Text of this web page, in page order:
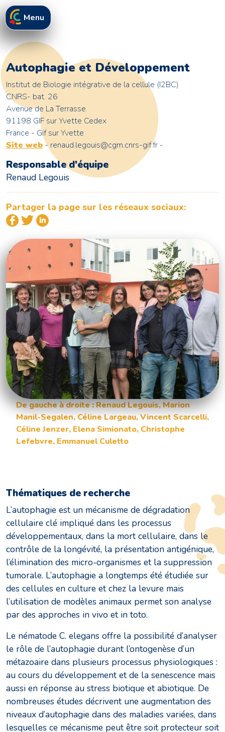
Menu
Autophagie et Développement
Institut de Biologie intégrative de la cellule (I2BC)
CNRS- bat. 26
Avenue de La Terrasse
91198 GIF sur Yvette Cedex
France - Gif sur Yvette
Site web- renaud.legouis@cgm.cnrs-gif.fr -
Responsable d'équipe
Renaud Legouis
Partager la page sur les réseaux sociaux:
De gauche à droite : Renaud Legouis, Marion
Manil-Segalen, Céline Largeau, Vincent Scarcelli,
Céline Jenzer, Elena Simionato, Christophe
Lefebvre, Emmanuel Culetto
Thématiques de recherche
L’autophagie est un mécanisme de dégradation
cellulaire clé impliqué dans les processus
développementaux, dans la mort cellulaire, dans le
contrôle de la longévité, la présentation antigénique,
l’élimination des micro-organismes et la suppression
tumorale. L’autophagie a longtemps été étudiée sur
des cellules en culture et chez la levure mais
l’utilisation de modèles animaux permet son analyse
par des approches in vivo et in toto.
Le nématode C. elegans offre la possibilité d’analyser
le rôle de l’autophagie durant l’ontogenèse d’un
métazoaire dans plusieurs processus physiologiques :
au cours du développement et de la senescence mais
aussi en réponse au stress biotique et abiotique. De
nombreuses études décrivent une augmentation des
niveaux d’autophagie dans des maladies variées, dans
lesquelles ce mécanisme peut être soit protecteur soit